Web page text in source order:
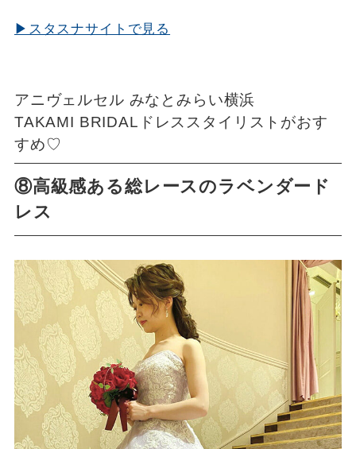
▶スタスナサイトで見る
アニヴェルセル みなとみらい横浜
TAKAMI BRIDALドレススタイリストがおす
すめ♡
⑧高級感ある総レースのラベンダード
レス